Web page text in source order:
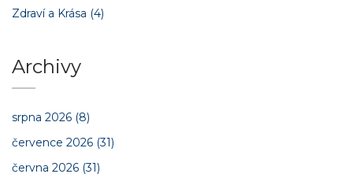
Zdraví a Krása (4)
Archivy
srpna 2026 (8)
července 2026 (31)
června 2026 (31)